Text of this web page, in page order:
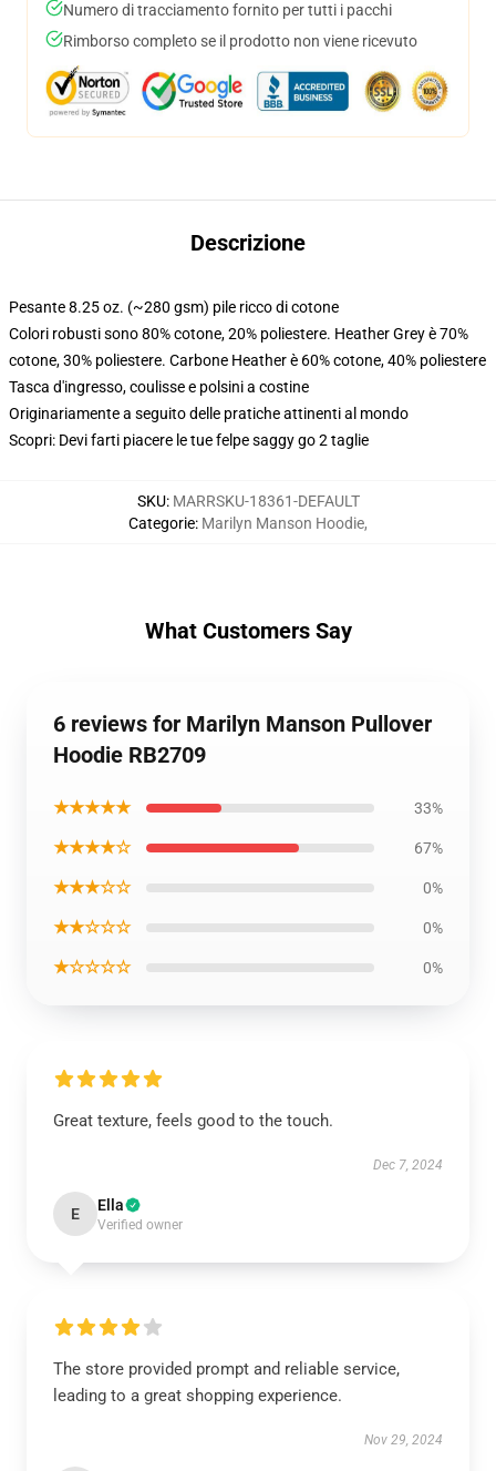
Numero di tracciamento fornito per tutti i pacchi
Rimborso completo se il prodotto non viene ricevuto
Descrizione
Pesante 8.25 oz. (~280 gsm) pile ricco di cotone
Colori robusti sono 80% cotone, 20% poliestere. Heather Grey è 70%
cotone, 30% poliestere. Carbone Heather è 60% cotone, 40% poliestere
Tasca d'ingresso, coulisse e polsini a costine
Originariamente a seguito delle pratiche attinenti al mondo
Scopri: Devi farti piacere le tue felpe saggy go 2 taglie
SKU: MARRSKU-18361-DEFAULT
Categorie: Marilyn Manson Hoodie,
What Customers Say
6 reviews for Marilyn Manson Pullover
Hoodie RB2709
★★★★★ 33%
★★★★☆ 67%
★★★☆☆ 0%
★★☆☆☆ 0%
★☆☆☆☆ 0%
Great texture, feels good to the touch.
Dec 7, 2024
E Ella
Verified owner
The store provided prompt and reliable service,
leading to a great shopping experience.
Nov 29, 2024